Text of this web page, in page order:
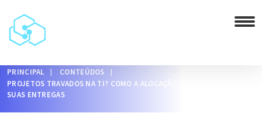
PRINCIPAL
CONTEÚDOS
PROJETOS TRAVADOS NA TI? COMO A ALOCAÇÃO DE SQUADS ACELERA
SUAS ENTREGAS